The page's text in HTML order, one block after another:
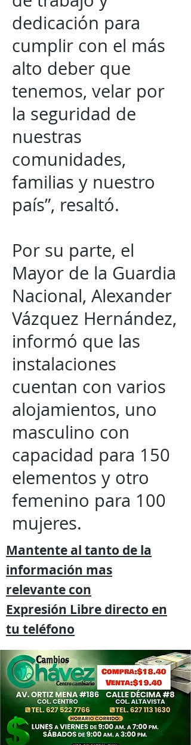
dedicación para
cumplir con el más
alto deber que
tenemos, velar por
la seguridad de
nuestras
comunidades,
familias y nuestro
país”, resaltó.
Por su parte, el
Mayor de la Guardia
Nacional, Alexander
Vázquez Hernández,
informó que las
instalaciones
cuentan con varios
alojamientos, uno
masculino con
capacidad para 150
elementos y otro
femenino para 100
mujeres.
Mantente al tanto de la
información mas
relevante con
Expresión Libre directo en
tu teléfono